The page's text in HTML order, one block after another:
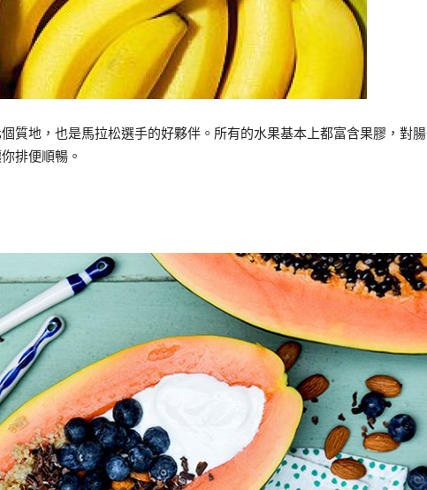
質地，也是馬拉松選手的好夥伴。所有的水果基本上都富含果膠，對腸
排便順暢。